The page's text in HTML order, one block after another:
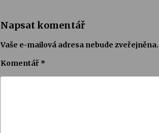
Napsat komentář
Vaše e-mailová adresa nebude zveřejněna.
Komentář *